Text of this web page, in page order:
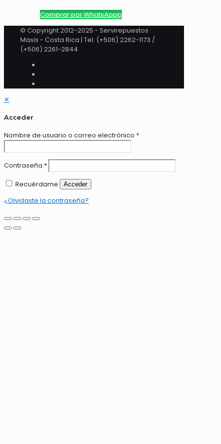
Comprar por WhatsAppp
© Copyright 2012-2025 - Servirepuestos
Masis - Costa Rica | Tel: (+506) 2262-1173 /
(+506) 2261-2844
✕
Acceder
Nombre de usuario o correo electrónico *
Contraseña *
Recuérdame
Acceder
¿Olvidaste la contraseña?